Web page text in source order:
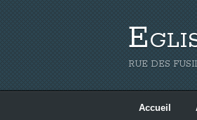
RUE DES
Accueil